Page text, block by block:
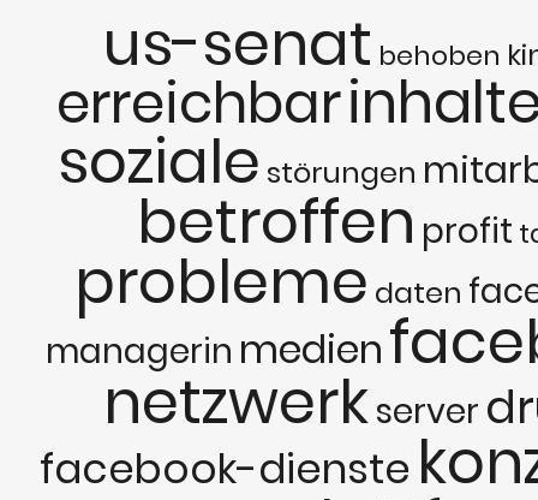
us-senat behoben
erreichbar
soziale störungen
betroffen profit
probleme daten
managerin medien
netzwerkserver
facebook-dienste